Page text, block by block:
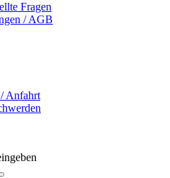
Fragen
/ AGB
Anfahrt